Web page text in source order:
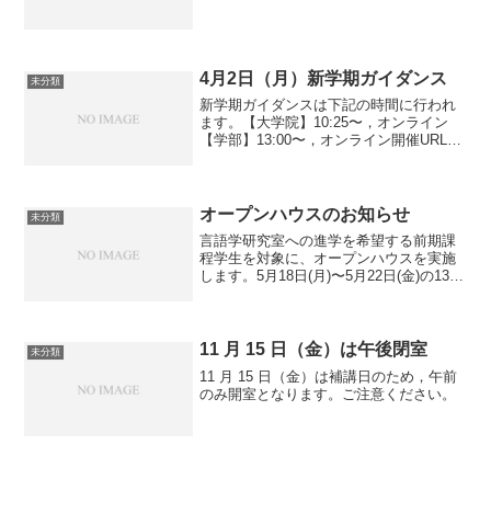
未分類 4月2日（月）新学期ガイダンス
新学期ガイダンスは下記の時間に行われ
ます。【大学院】10:25〜，オンライン
【学部】13:00〜，オンライン開催URLや
未分類 オープンハウスのお知らせ
言語学研究室への進学を希望する前期課
程学生を対象に、オープンハウスを実施
します。5月18日(月)〜5月22日(金)の13時
う...
未分類 11 月 15 日（金）は午後閉室
11 月 15 日（金）は補講日のため，午前
のみ開室となります。ご注意ください。